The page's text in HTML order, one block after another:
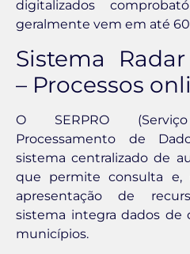
digitalizados
geralmente vem em até 60
Sistema Radar
– Processos
O SERPRO
Processamento de
sistema centralizado de
que permite consulta e,
apresentação de
sistema integra dados de
municípios.